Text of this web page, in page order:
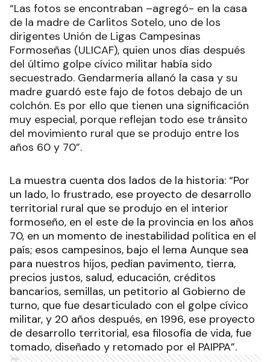
“Las fotos se encontraban –agregó- en la casa
de la madre de Carlitos Sotelo, uno de los
dirigentes Unión de Ligas Campesinas
Formoseñas (ULICAF), quien unos días después
del último golpe cívico militar había sido
secuestrado. Gendarmería allanó la casa y su
madre guardó este fajo de fotos debajo de un
colchón. Es por ello que tienen una significación
muy especial, porque reflejan todo ese tránsito
del movimiento rural que se produjo entre los
años 60 y 70”.
La muestra cuenta dos lados de la historia: “Por
un lado, lo frustrado, ese proyecto de desarrollo
territorial rural que se produjo en el interior
formoseño, en el este de la provincia en los años
70, en un momento de inestabilidad política en el
país; esos campesinos, bajo el lema Aunque sea
para nuestros hijos, pedían pavimento, tierra,
precios justos, salud, educación, créditos
bancarios, semillas, un petitorio al Gobierno de
turno, que fue desarticulado con el golpe cívico
militar, y 20 años después, en 1996, ese proyecto
de desarrollo territorial, esa filosofía de vida, fue
tomado, diseñado y retomado por el PAIPPA”.
Ads